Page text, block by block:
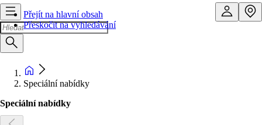
Přejít na hlavní obsah
Přeskočit na vyhledávání
Speciální nabídky
Speciální nabídky